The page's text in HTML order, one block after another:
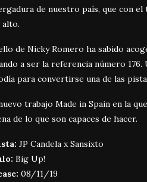
de nuestro país, que con
alto.
de Nicky Romero ha sabido
a ser la referencia número 176.
para convertirse una de las
trabajo Made in Spain en la
de lo que son capaces de hacer.
JP Candela x Sansixto
Big Up!
08/11/19